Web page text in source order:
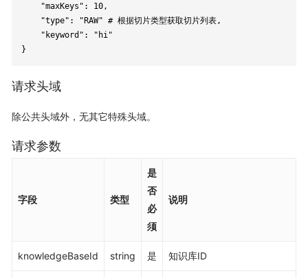
    "maxKeys": 10,
    "type": "RAW" # 根据切片类型获取切片列表,
    "keyword": "hi"
}
请求头域
除公共头域外，无其它特殊头域。
请求参数
字段 类型
是
否
必
须
说明
knowledgeBaseId string 是 知识库ID